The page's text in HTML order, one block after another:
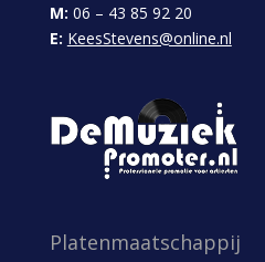
M: 06 – 43 85 92 20
E: KeesStevens@online.nl
Platenmaatschappij